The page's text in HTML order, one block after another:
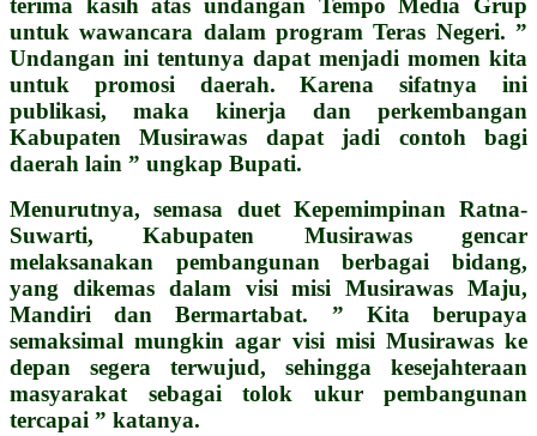
untuk wawancara dalam program Teras Negeri. ”
Undangan ini tentunya dapat menjadi momen kita
untuk promosi daerah. Karena sifatnya ini
publikasi, maka kinerja dan perkembangan
Kabupaten Musirawas dapat jadi contoh bagi
daerah lain ” ungkap Bupati.
Menurutnya, semasa duet Kepemimpinan Ratna-
Suwarti, Kabupaten Musirawas gencar
melaksanakan pembangunan berbagai bidang,
yang dikemas dalam visi misi Musirawas Maju,
Mandiri dan Bermartabat. ” Kita berupaya
semaksimal mungkin agar visi misi Musirawas ke
depan segera terwujud, sehingga kesejahteraan
masyarakat sebagai tolok ukur pembangunan
tercapai ” katanya.